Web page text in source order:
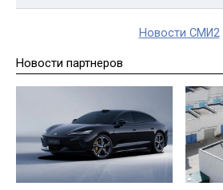
Новости СМИ2
Новости партнеров